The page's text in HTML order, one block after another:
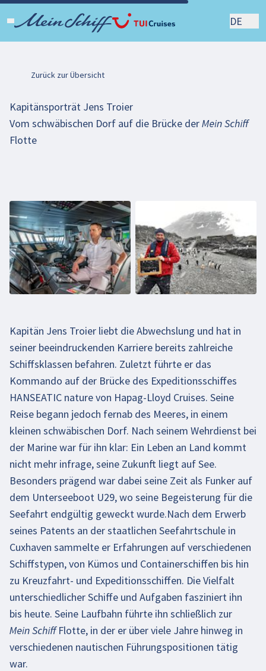
DE
Zurück zur Übersicht
Kapitänsporträt Jens Troier
Vom schwäbischen Dorf auf die Brücke der Mein Schiff
Flotte
Beim Abspielen des Videos können persönliche
Daten an YouTube übermittelt werden. Mehr
dazu in unserenDatenschutzbestimmungen.
Video aktivieren
Kapitän Jens Troier liebt die Abwechslung und hat in
seiner beeindruckenden Karriere bereits zahlreiche
Schiffsklassen befahren. Zuletzt führte er das
Kommando auf der Brücke des Expeditionsschiffes
HANSEATIC nature von Hapag-Lloyd Cruises. Seine
Reise begann jedoch fernab des Meeres, in einem
kleinen schwäbischen Dorf. Nach seinem Wehrdienst bei
der Marine war für ihn klar: Ein Leben an Land kommt
nicht mehr infrage, seine Zukunft liegt auf See.
Besonders prägend war dabei seine Zeit als Funker auf
dem Unterseeboot U29, wo seine Begeisterung für die
Seefahrt endgültig geweckt wurde.Nach dem Erwerb
seines Patents an der staatlichen Seefahrtschule in
Cuxhaven sammelte er Erfahrungen auf verschiedenen
Schiffstypen, von Kümos und Containerschiffen bis hin
zu Kreuzfahrt- und Expeditionsschiffen. Die Vielfalt
unterschiedlicher Schiffe und Aufgaben fasziniert ihn
bis heute. Seine Laufbahn führte ihn schließlich zur
Mein Schiff Flotte, in der er über viele Jahre hinweg in
verschiedenen nautischen Führungspositionen tätig
war.